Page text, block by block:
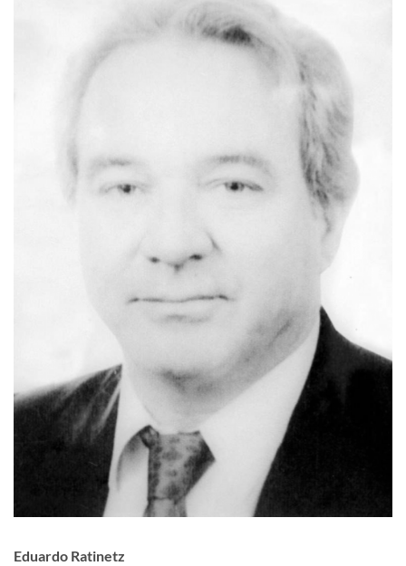
Eduardo Ratinetz